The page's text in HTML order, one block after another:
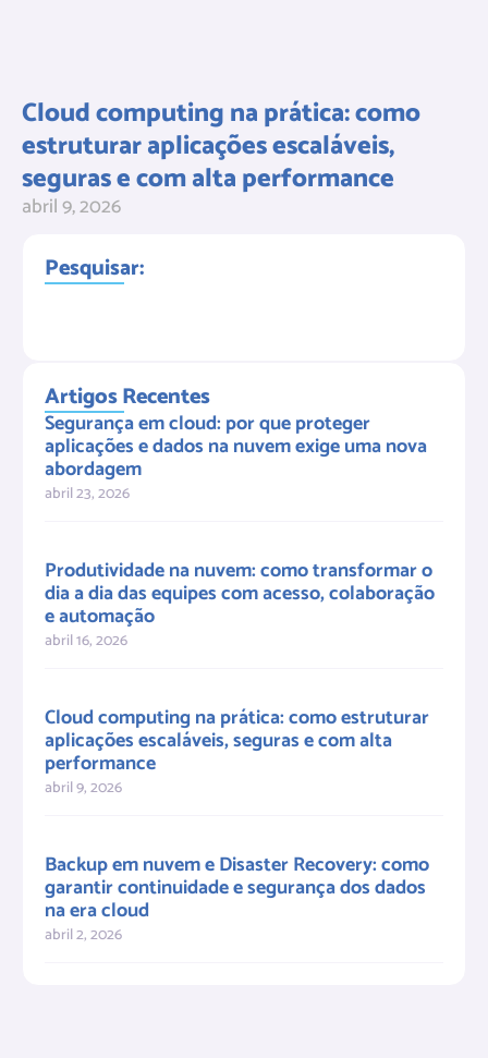
Cloud computing na prática: como
estruturar aplicações escaláveis,
seguras e com alta performance
abril 9, 2026
Pesquisar:
Artigos Recentes
Segurança em cloud: por que proteger
aplicações e dados na nuvem exige uma nova
abordagem
abril 23, 2026
Produtividade na nuvem: como transformar o
dia a dia das equipes com acesso, colaboração
e automação
abril 16, 2026
Cloud computing na prática: como estruturar
aplicações escaláveis, seguras e com alta
performance
abril 9, 2026
Backup em nuvem e Disaster Recovery: como
garantir continuidade e segurança dos dados
na era cloud
abril 2, 2026